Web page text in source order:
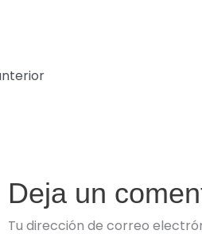
Deja un
Tu dirección de correo